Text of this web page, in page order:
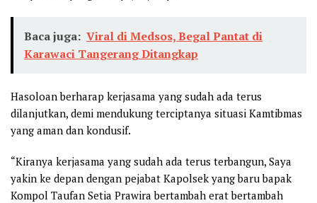
Baca juga: Viral di Medsos, Begal Pantat di
Karawaci Tangerang Ditangkap
Hasoloan berharap kerjasama yang sudah ada terus
dilanjutkan, demi mendukung terciptanya situasi Kamtibmas
yang aman dan kondusif.
“Kiranya kerjasama yang sudah ada terus terbangun, Saya
yakin ke depan dengan pejabat Kapolsek yang baru bapak
Kompol Taufan Setia Prawira bertambah erat bertambah